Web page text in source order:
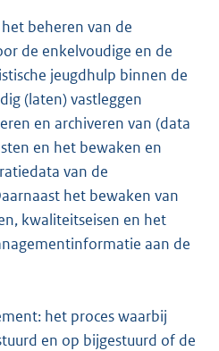
beheren van de
de enkelvoudige en de
jeugdhulp binnen de
(laten) vastleggen
en archiveren van (data
en het bewaken en
van de
het bewaken van
kwaliteitseisen en het
aan de
het proces waarbij
en op bijgestuurd of de